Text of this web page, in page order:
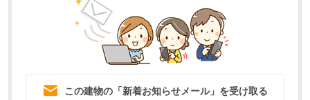
この建物の「新着お知らせメール」を受け取る